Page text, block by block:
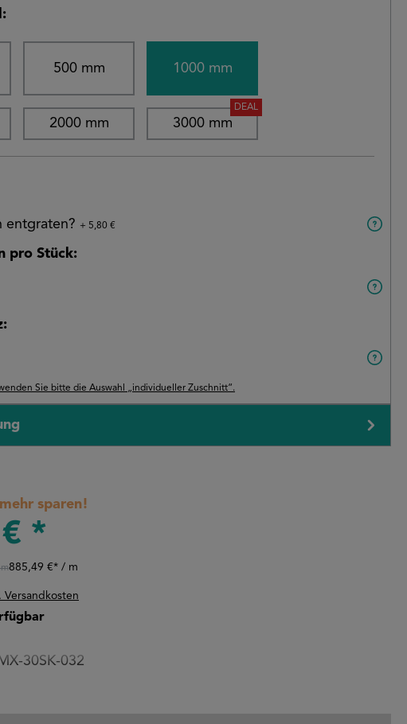
500 mm 1000 mm
2000 mm 3000 mm
DEAL
entgraten? + 5,80 €
pro Stück:
Sie bitte die Auswahl „individueller Zuschnitt“.
sparen!
*
885,49 €* / m
Versandkosten
30SK-032